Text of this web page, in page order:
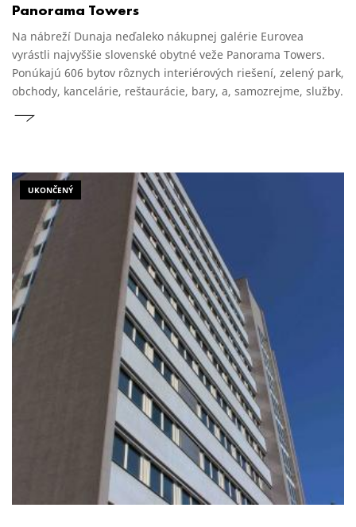
Panorama Towers
Na nábreží Dunaja neďaleko nákupnej galérie Eurovea
vyrástli najvyššie slovenské obytné veže Panorama Towers.
Ponúkajú 606 bytov rôznych interiérových riešení, zelený park,
obchody, kancelárie, reštaurácie, bary, a, samozrejme, služby.
UKONČENÝ